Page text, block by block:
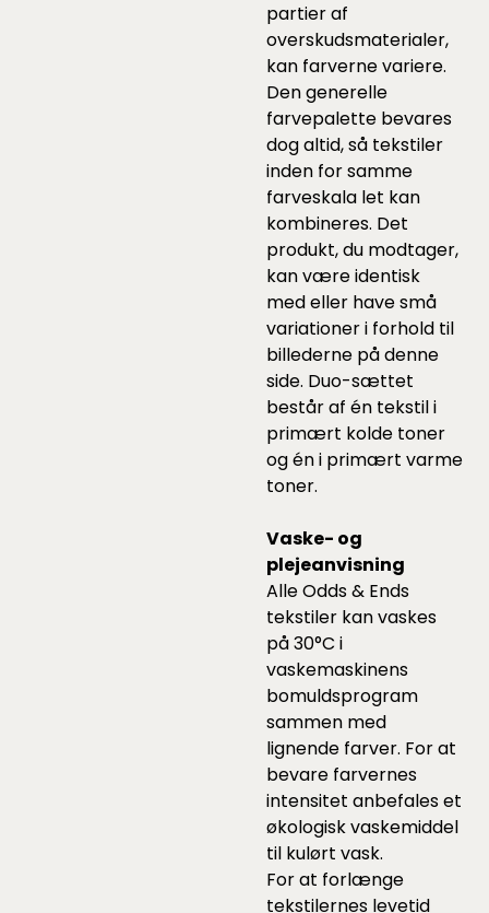
partier af
overskudsmaterialer,
kan farverne variere.
Den generelle
farvepalette bevares
dog altid, så tekstiler
inden for samme
farveskala let kan
kombineres. Det
produkt, du modtager,
kan være identisk
med eller have små
variationer i forhold til
billederne på denne
side. Duo-sættet
består af én tekstil i
primært kolde toner
og én i primært varme
toner.
Vaske- og
plejeanvisning
Alle Odds & Ends
tekstiler kan vaskes
på 30°C i
vaskemaskinens
bomuldsprogram
sammen med
lignende farver. For at
bevare farvernes
intensitet anbefales et
økologisk vaskemiddel
til kulørt vask.
For at forlænge
tekstilernes levetid